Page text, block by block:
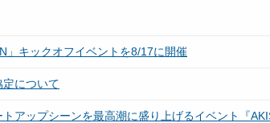
」キックオフイベントを8/17に開催
定について
アップシーンを最高潮に盛り上げるイベント『